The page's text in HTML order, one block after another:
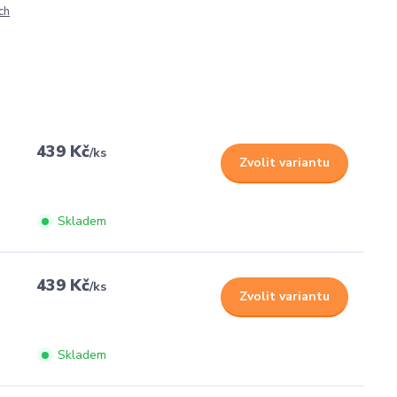
439 Kč/ks
Skladem
Zvolit variantu
439 Kč/ks
Skladem
Zvolit variantu